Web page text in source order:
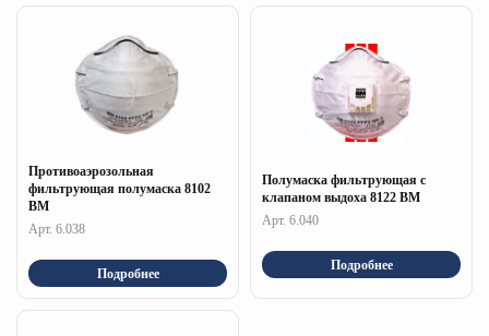
Противоаэрозольная
фильтрующая полумаска 8102
ВМ
Арт. 6.038
Подробнее
Полумаска фильтрующая с
клапаном выдоха 8122 ВM
Арт. 6.040
Подробнее